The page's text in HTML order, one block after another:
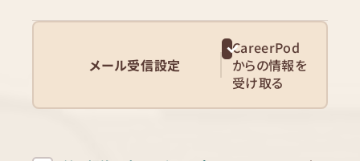
メール受信設定
CareerPod
からの情報を
受け取る